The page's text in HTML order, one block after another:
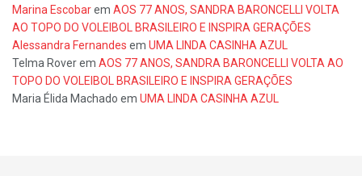
Marina Escobarem AOS 77 ANOS, SANDRA BARONCELLI VOLTA
AO TOPO DO VOLEIBOL BRASILEIRO E INSPIRA GERAÇÕES
Alessandra Fernandes em UMA LINDA CASINHA AZUL
Telma Roverem AOS 77 ANOS, SANDRA BARONCELLI VOLTA AO
TOPO DO VOLEIBOL BRASILEIRO E INSPIRA GERAÇÕES
Maria Élida Machado em UMA LINDA CASINHA AZUL